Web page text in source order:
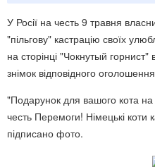
У Росії на честь 9 травня
"пільгову" кастрацію своїх
на сторінці "Чокнутый
знімок відповідного
"Подарунок для вашого кота на
честь Перемоги! Німецькі коти
підписано фото.